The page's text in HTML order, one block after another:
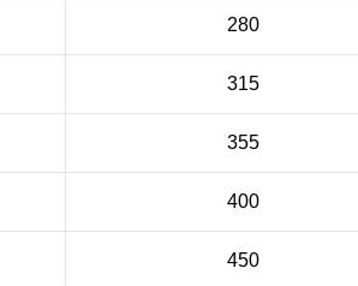
280
315
355
400
450